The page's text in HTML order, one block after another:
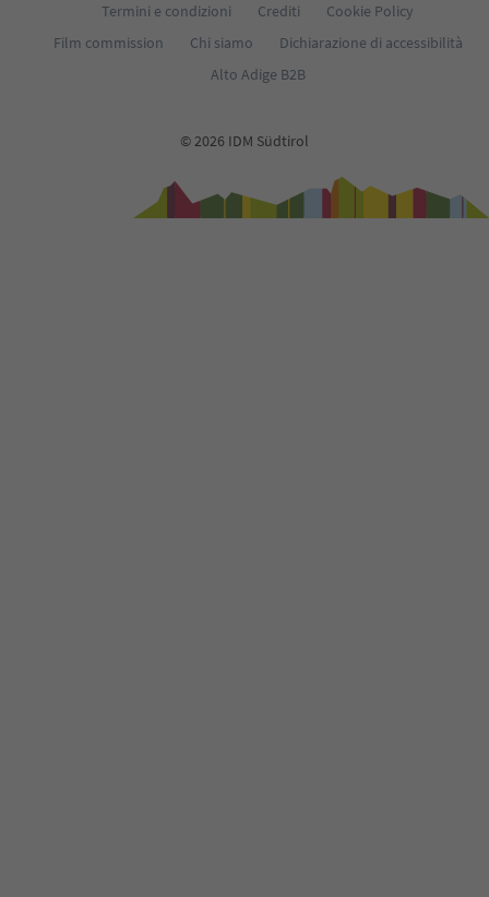
Termini e condizioni
Crediti
Cookie Policy
Film commission
Chi siamo
Dichiarazione di accessibilità
Alto Adige B2B
© 2026 IDM Südtirol